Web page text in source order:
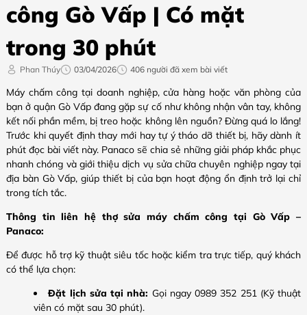
công Gò Vấp | Có mặt
trong 30 phút
Phan Thúy 03/04/2026 406 người đã xem bài viết
Máy chấm công tại doanh nghiệp, cửa hàng hoặc văn phòng của
bạn ở quận Gò Vấp đang gặp sự cố như không nhận vân tay, không
kết nối phần mềm, bị treo hoặc không lên nguồn? Đừng quá lo lắng!
Trước khi quyết định thay mới hay tự ý tháo dỡ thiết bị, hãy dành ít
phút đọc bài viết này. Panaco sẽ chia sẻ những giải pháp khắc phục
nhanh chóng và giới thiệu dịch vụ sửa chữa chuyên nghiệp ngay tại
địa bàn Gò Vấp, giúp thiết bị của bạn hoạt động ổn định trở lại chỉ
trong tích tắc.
Thông tin liên hệ thợ sửa máy chấm công tại Gò Vấp –
Panaco:
Để được hỗ trợ kỹ thuật siêu tốc hoặc kiểm tra trực tiếp, quý khách
có thể lựa chọn:
Đặt lịch sửa tại nhà: Gọi ngay 0989 352 251 (Kỹ thuật
viên có mặt sau 30 phút).